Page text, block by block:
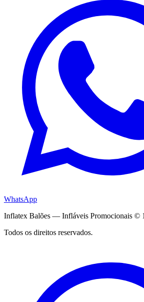
WhatsApp
Inflatex Balões — Infláveis Promocionais ©
Todos os direitos reservados.